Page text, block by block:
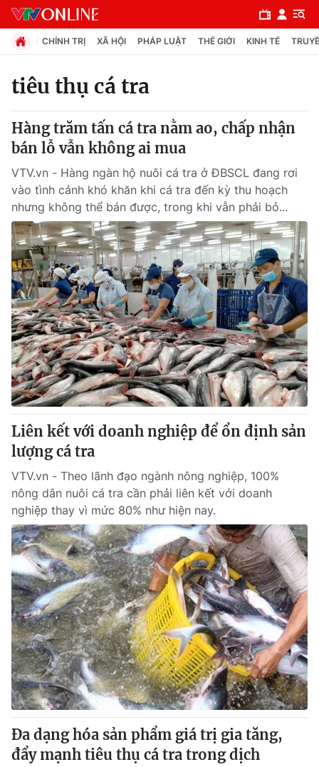
Chuyên mục
Chính trị
Xã hội
Pháp luật
Y tế
Thế giới
Tin tức
Thế giới đó đây
Câu chuyện quốc tế
Kinh tế
Tài chính
Thị trường
Góc doanh nghiệp
Dữ liệu và đời sống
Truyền hình
Phim VTV
Hậu trường
Nhân vật
Khán giả
Giải sao mai
Giải trí
Điện ảnh
Âm nhạc
Sao
Đời sống
Du lịch
Làm đẹp
Chất lượng cuộc sống
Giáo dục
Tuyển sinh
Học trực tuyến
Công nghệ
Hitech Công nghệ tương lai
Sản phẩm
Thị trường
Tư vấn
Giao lưu trực tuyến
Lịch phát sóng
Chuyên mục khác
Emagazine Podcast
CHÍNH TRỊ XÃ HỘI PHÁP LUẬT THẾ GIỚI KINH TẾ
tiêu thụ cá tra
Hàng trăm tấn cá tra nằm ao, chấp nhận
bán lỗ vẫn không ai mua
VTV.vn - Hàng ngàn hộ nuôi cá tra ở ĐBSCL đang rơi
vào tình cảnh khó khăn khi cá tra đến kỳ thu hoạch
nhưng không thể bán được, trong khi vẫn phải bỏ...
Liên kết với doanh nghiệp để ổn định sản
lượng cá tra
VTV.vn - Theo lãnh đạo ngành nông nghiệp, 100%
nông dân nuôi cá tra cần phải liên kết với doanh
nghiệp thay vì mức 80% như hiện nay.
Đa dạng hóa sản phẩm giá trị gia tăng,
đẩy mạnh tiêu thụ cá tra trong dịch